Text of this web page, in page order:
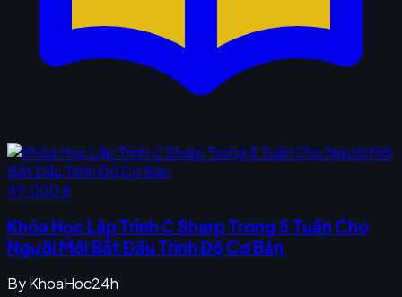
49.000 ₫
Khóa Học Lập Trình C Sharp Trong 5 Tuần Cho
Người Mới Bắt Đầu Trình Độ Cơ Bản
ByKhoaHoc24h